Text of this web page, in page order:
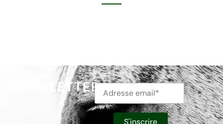
NEWSLETTER